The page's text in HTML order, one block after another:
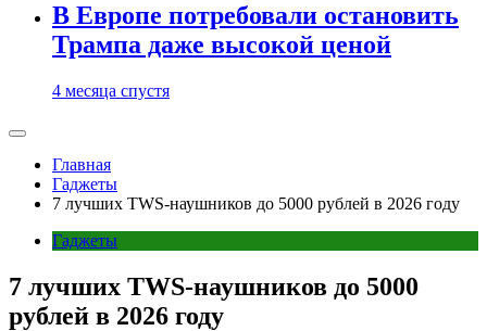
В Европе потребовали остановить
Трампа даже высокой ценой
4 месяца спустя
Главная
Гаджеты
7 лучших TWS-наушников до 5000 рублей в 2026 году
Гаджеты
7 лучших TWS-наушников до 5000
рублей в 2026 году